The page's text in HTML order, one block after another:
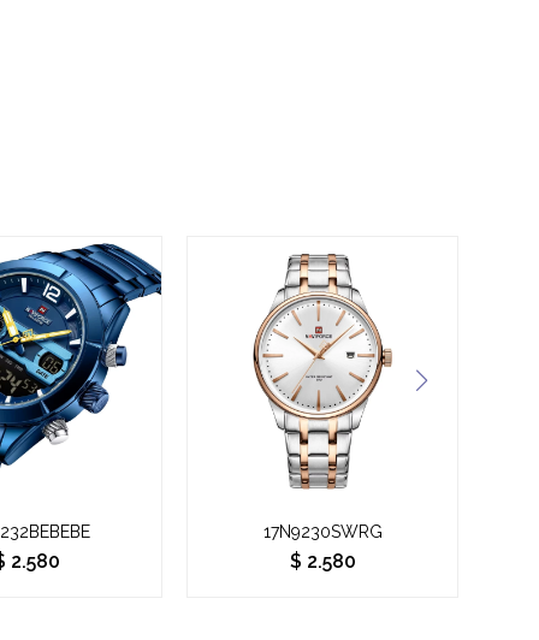
2.580
17N9230SWRG
$ 2.580